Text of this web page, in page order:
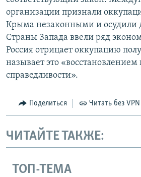
организации признали
Крыма незаконными и осудили
Страны Запада ввели ряд
Россия отрицает оккупацию
называет это «восстановлением
справедливости».
Поделиться Читать без VPN
ЧИТАЙТЕ ТАКЖЕ:
ТОП-ТЕМА